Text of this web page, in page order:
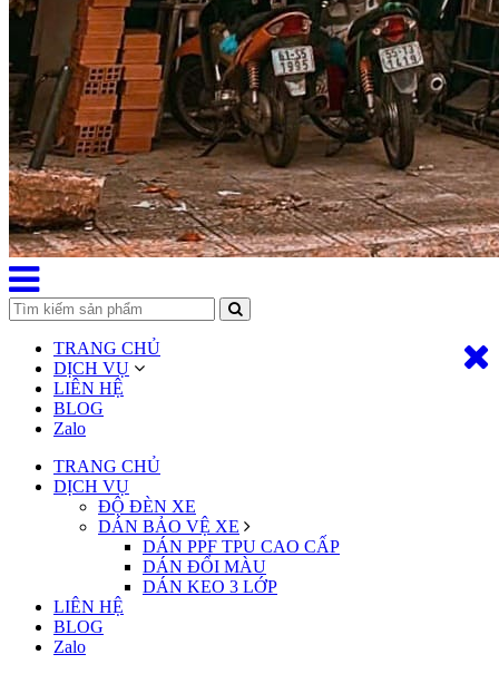
TRANG CHỦ
DỊCH VỤ
LIÊN HỆ
BLOG
Zalo
TRANG CHỦ
DỊCH VỤ
ĐỘ ĐÈN XE
DÁN BẢO VỆ XE
DÁN PPF TPU CAO CẤP
DÁN ĐỔI MÀU
DÁN KEO 3 LỚP
LIÊN HỆ
BLOG
Zalo